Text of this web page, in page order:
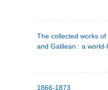
The collected works of
and Galilean : a
1866-1873